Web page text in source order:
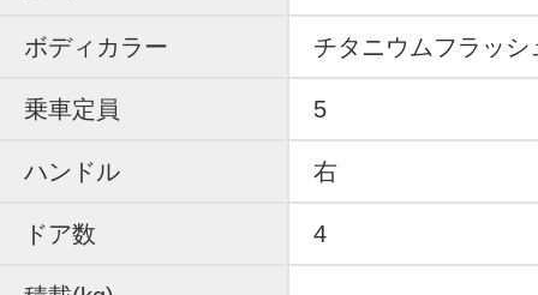
ボディカラー チタニウムフラッシ
乗車定員 5
ハンドル 右
ドア数 4